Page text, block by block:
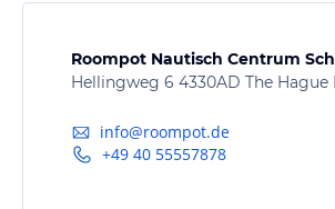
Roompot Nautisch Centrum
Hellingweg 6 4330AD The Hague
info@roompot.de
+49 40 55557878